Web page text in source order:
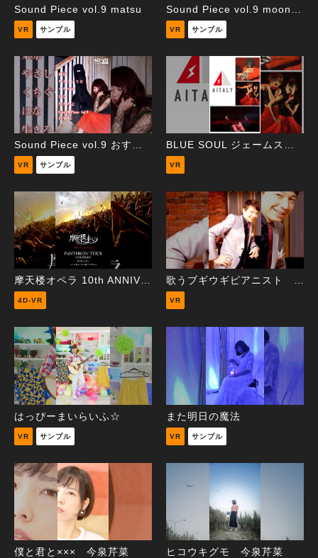
Sound Piece vol.9 matsu
VR サンプル VR サンプル
Sound Piece vol.9 おすず。
VR サンプル
BLUE SOUL ジェームス小野田（米米CLUB）
VR
摩天楼オペラ 10th ANNIVERSARY「PANTHEON TOUR -overture- 」2018.3.2 EX THEATER ROPPONGI
4D-VR
歌うブギウギピアニスト 荒井伝太
VR
はっぴーまいらいふ☆
VR サンプル
また明日の魔法
VR サンプル
僕と君と××× 今泉芹菜 ヒコウキグモ 今泉芹菜